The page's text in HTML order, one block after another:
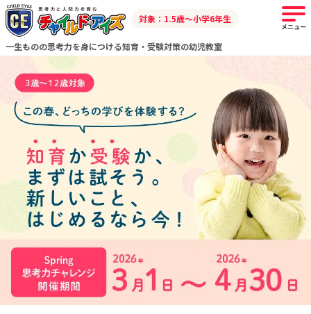
一生ものの思考力を身につける知育・受験対策の幼児教室
対象：1.5歳～小学6年生
メニュー